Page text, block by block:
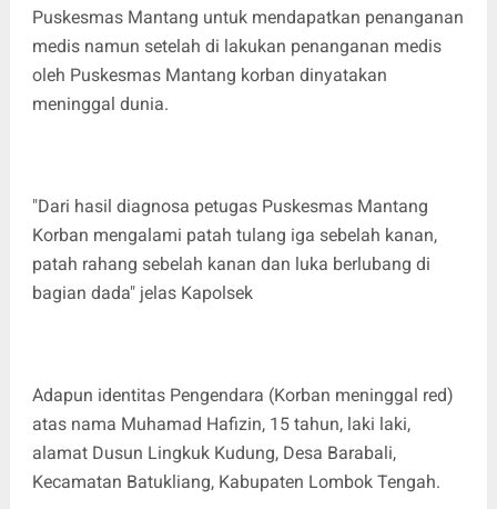
Puskesmas Mantang untuk mendapatkan penanganan
medis namun setelah di lakukan penanganan medis
oleh Puskesmas Mantang korban dinyatakan
meninggal dunia.
"Dari hasil diagnosa petugas Puskesmas Mantang
Korban mengalami patah tulang iga sebelah kanan,
patah rahang sebelah kanan dan luka berlubang di
bagian dada" jelas Kapolsek
Adapun identitas Pengendara (Korban meninggal red)
atas nama Muhamad Hafizin, 15 tahun, laki laki,
alamat Dusun Lingkuk Kudung, Desa Barabali,
Kecamatan Batukliang, Kabupaten Lombok Tengah.